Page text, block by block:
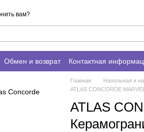
вам?
Обмен и возврат Контактная
Главная Напольная и
ATLAS CONCORDE
ATLAS